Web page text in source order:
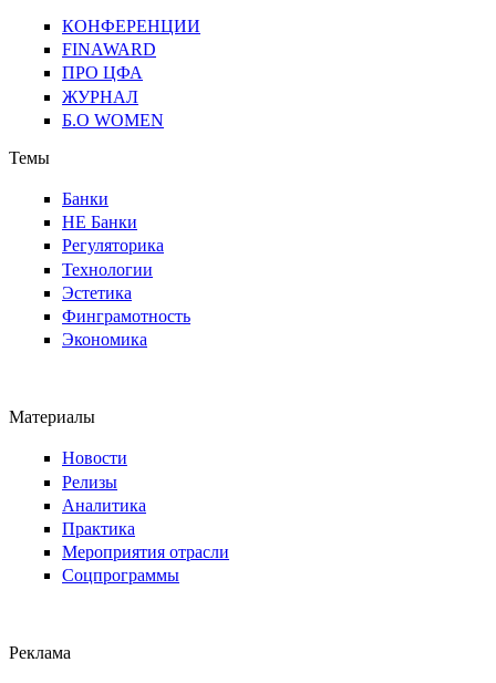
КОНФЕРЕНЦИИ
FINAWARD
ПРО ЦФА
ЖУРНАЛ
Б.О WOMEN
Темы
Банки
НЕ Банки
Регуляторика
Технологии
Эстетика
Финграмотность
Экономика
Материалы
Новости
Релизы
Аналитика
Практика
Мероприятия отрасли
Соцпрограммы
Реклама